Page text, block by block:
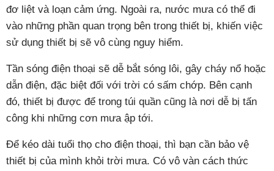
đơ liệt và loạn cảm ứng. Ngoài ra, nước mưa có thể đi
vào những phần quan trọng bên trong thiết bị, khiến việc
sử dụng thiết bị sẽ vô cùng nguy hiểm.
Tần sóng điện thoại sẽ dễ bắt sóng lôi, gây cháy nổ hoặc
dẫn điện, đặc biệt đối với trời có sấm chớp. Bên cạnh
đó, thiết bị được để trong túi quần cũng là nơi dễ bị tấn
công khi những cơn mưa ập tới.
Để kéo dài tuổi thọ cho điện thoại, thì bạn cần bảo vệ
thiết bị của mình khỏi trời mưa. Có vô vàn cách thức